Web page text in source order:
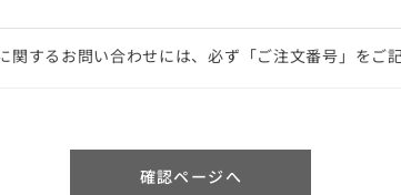
関するお問い合わせには、必ず「ご注文番号」をご
確認ページへ